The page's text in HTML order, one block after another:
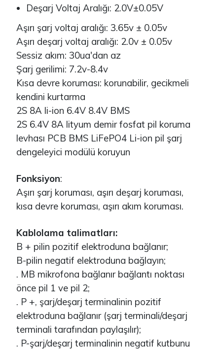
Deşarj Voltaj Aralığı: 2.0V±0.05V
Aşırı şarj voltaj aralığı: 3.65v ± 0.05v
Aşırı deşarj voltaj aralığı: 2.0v ± 0.05v
Sessiz akım: 30ua'dan az
Şarj gerilimi: 7.2v-8.4v
Kısa devre koruması: korunabilir, gecikmeli
kendini kurtarma
2S 8A li-ion 6.4V 8.4V BMS
2S 6.4V 8A lityum demir fosfat pil koruma
levhası PCB BMS LiFePO4 Li-ion pil şarj
dengeleyici modülü koruyun
Fonksiyon:
Aşırı şarj koruması, aşırı deşarj koruması,
kısa devre koruması, aşırı akım koruması.
Kablolama talimatları:
B + pilin pozitif elektroduna bağlanır;
B-pilin negatif elektroduna bağlayın;
. MB mikrofona bağlanır bağlantı noktası
önce pil 1 ve pil 2;
. P +, şarj/deşarj terminalinin pozitif
elektroduna bağlanır (şarj terminali/deşarj
terminali tarafından paylaşılır);
. P-şarj/deşarj terminalinin negatif kutbunu